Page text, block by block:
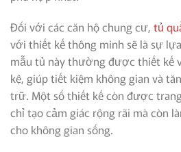
Đối với các căn hộ chung cư, tủ
với thiết kế thông minh sẽ là sự
mẫu tủ này thường được thiết kế
kệ, giúp tiết kiệm không gian và
trữ. Một số thiết kế còn được
chỉ tạo cảm giác rộng rãi mà còn
cho không gian sống.